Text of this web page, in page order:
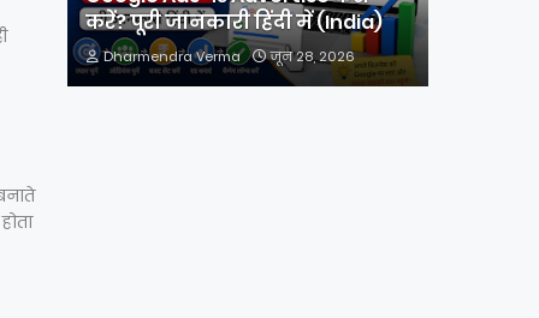
करें? पूरी जानकारी हिंदी में (India)
Dharmendra Verma जून 28, 2026